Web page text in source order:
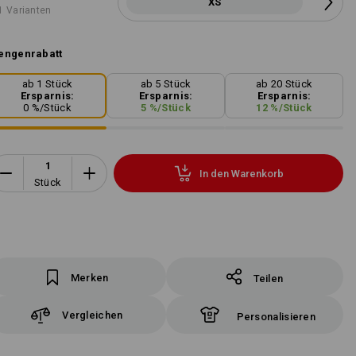
Varianten
ab 1 Stück
Ersparnis:
0 %/Stück
ab 5 Stück
Ersparnis:
5 %/Stück
ab 20 Stück
Ersparnis:
12 %/Stück
Stück
In den Warenkorb
Merken Teilen
Vergleichen Personalisieren